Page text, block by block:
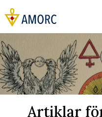
Artiklar